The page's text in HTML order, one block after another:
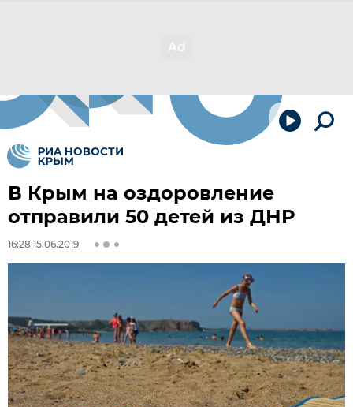
В Крым на оздоровление
отправили 50 детей из ДНР
16:28 15.06.2019